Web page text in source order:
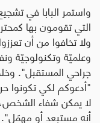
واستمر البابا في
التي تقومون بها
ولا تخافوا من أن
وعلميّة وتكنولوجيّة
جراحي المستقبل".
"أدعوكم لكي تكونوا
لا يمكن شفاء الشخص،
أنه مستبعد أو مهمَل".